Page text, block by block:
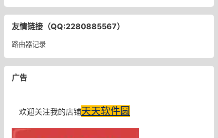
友情链接（QQ:2280885567）
路由器记录
广告
欢迎关注我的店铺天天软件圆